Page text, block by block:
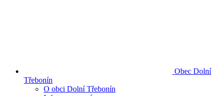
Obec Dolní
Třebonín
O obci Dolní Třebonín